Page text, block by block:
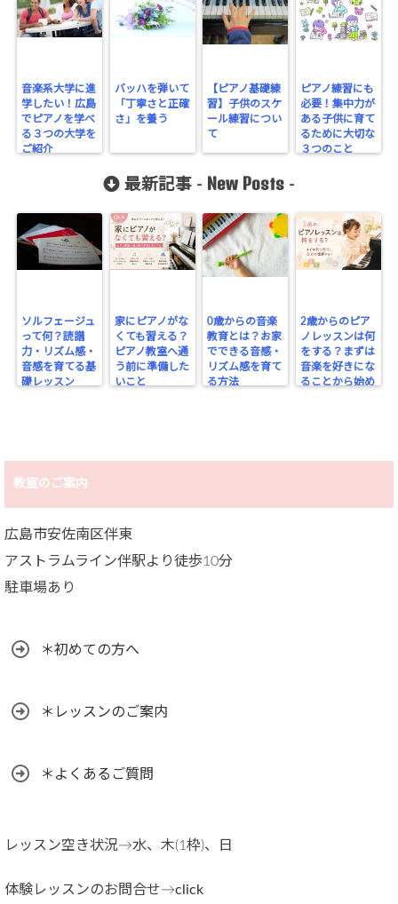
音楽系大学に進
学したい！広島
でピアノを学べ
る３つの大学を
ご紹介
バッハを弾いて
「丁寧さと正確
さ」を養う
【ピアノ基礎練
習】子供のスケ
ール練習につい
て
ピアノ練習にも
必要！集中力が
ある子供に育て
るために大切な
３つのこと
最新記事 - New Posts -
ソルフェージュ
って何？読譜
力・リズム感・
音感を育てる基
礎レッスン
家にピアノがな
くても習える？
ピアノ教室へ通
う前に準備した
いこと
0歳からの音楽
教育とは？お家
でできる音感・
リズム感を育て
る方法
2歳からのピア
ノレッスンは何
をする？まずは
音楽を好きにな
ることから始め
教室のご案内
広島市安佐南区伴東
アストラムライン伴駅より徒歩10分
駐車場あり
＊初めての方へ
＊レッスンのご案内
＊よくあるご質問
レッスン空き状況→水、木(1枠)、日
体験レッスンのお問合せ→click